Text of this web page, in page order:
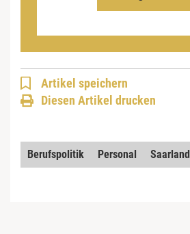
Artikel speichern
Diesen Artikel drucken
Berufspolitik Personal Saarland